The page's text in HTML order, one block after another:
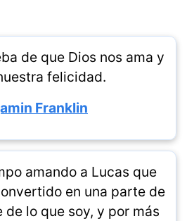
de que Dios nos ama y
felicidad.
Franklin
amando a Lucas que
en una parte de
de lo que soy, y por más